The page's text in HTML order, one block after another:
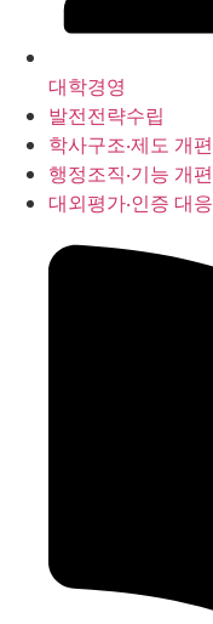
대학경영
발전전략수립
학사구조‧제도 개편
행정조직‧기능 개편
대외평가‧인증 대응